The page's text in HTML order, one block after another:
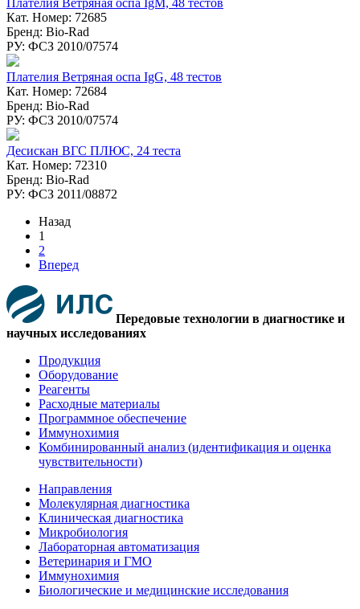
Кат. Номер: 72685
Бренд: Bio-Rad
РУ: ФСЗ 2010/07574
Плателия Ветряная оспа IgG, 48 тестов
Кат. Номер: 72684
Бренд: Bio-Rad
РУ: ФСЗ 2010/07574
Десискан ВГC ПЛЮС, 24 теста
Кат. Номер: 72310
Бренд: Bio-Rad
РУ: ФСЗ 2011/08872
Назад
1
2
Вперед
Передовые технологии в диагностике и
научных исследованиях
Продукция
Оборудование
Реагенты
Расходные материалы
Программное обеспечение
Иммунохимия
Комбинированный анализ (идентификация и оценка
чувствительности)
Направления
Молекулярная диагностика
Клиническая диагностика
Микробиология
Лабораторная автоматизация
Ветеринария и ГМО
Иммунохимия
Биологические и медицинские исследования